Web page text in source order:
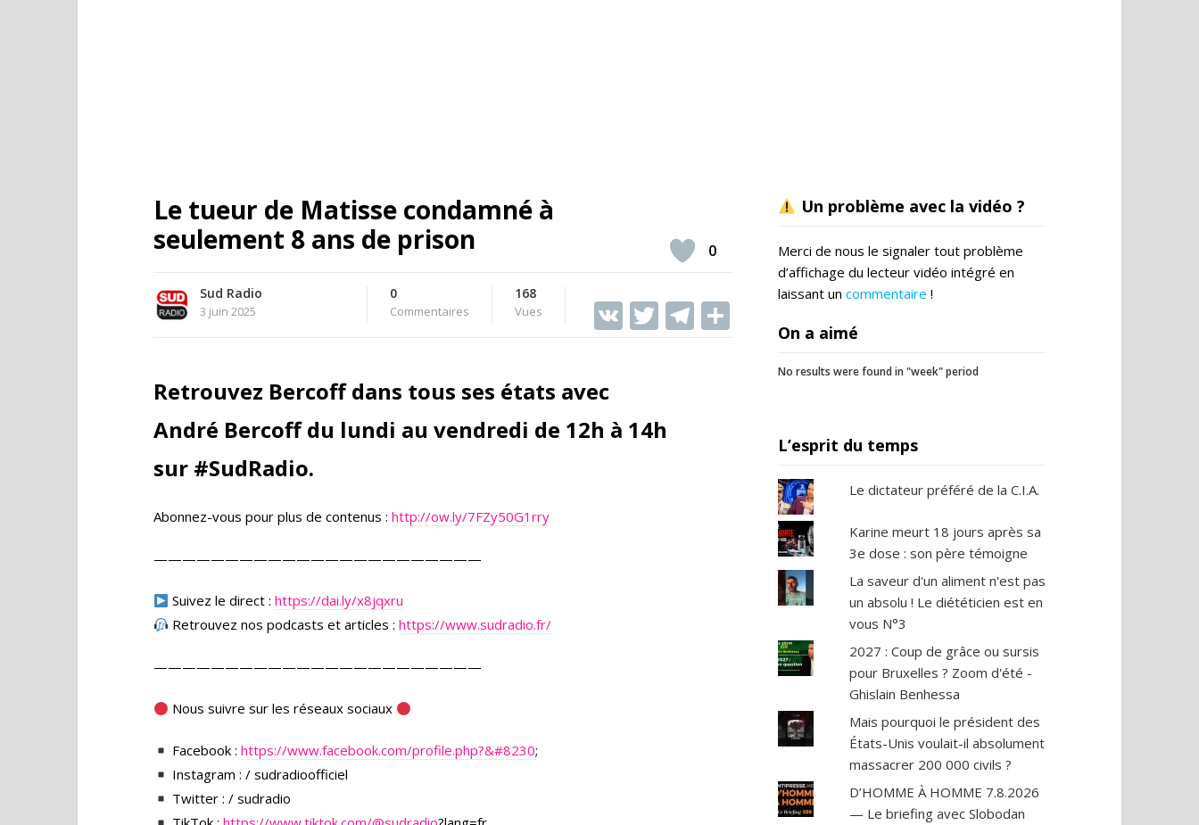
Le tueur de Matisse condamné à
seulement 8 ans de prison
Sud Radio
3 juin 2025
0
Commentaires
168
Vues V T T
0
Retrouvez Bercoff dans tous ses états avec
André Bercoff du lundi au vendredi de 12h à 14h
sur #SudRadio.
Abonnez-vous pour plus de contenus : http://ow.ly/7FZy50G1rry
———————————————————————
Suivez le direct :https://dai.ly/x8jqxru
Retrouvez nos podcasts et articles :https://www.sudradio.fr/
———————————————————————
Nous suivre sur les réseaux sociaux
Facebook :https://www.facebook.com/profile.php?&#8230;
Instagram : / sudradioofficiel
Twitter : / sudradio
Un problème avec la vidéo ?
Merci de nous le signaler tout problème
d’affichage du lecteur vidéo intégré en
laissant un commentaire !
On a aimé
No results were found in "week" period
L’esprit du temps
Le dictateur préféré de la C.I.A.
Karine meurt 18 jours après sa
3e dose : son père témoigne
La saveur d'un aliment n'est pas
un absolu ! Le diététicien est en
vous N°3
2027 : Coup de grâce ou sursis
pour Bruxelles ? Zoom d'été -
Ghislain Benhessa
Mais pourquoi le président des
États-Unis voulait-il absolument
massacrer 200 000 civils ?
D’HOMME À HOMME 7.8.2026
— Le briefing avec Slobodan